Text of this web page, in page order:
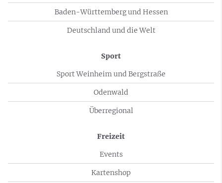
Baden-Württemberg und Hessen
Deutschland und die Welt
Sport
Sport Weinheim und Bergstraße
Odenwald
Überregional
Freizeit
Events
Kartenshop